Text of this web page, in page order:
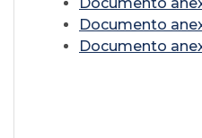
Documento
Documento